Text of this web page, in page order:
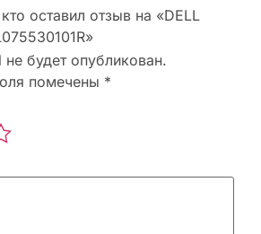
оставил отзыв на «DELL
будет опубликован.
помечены *